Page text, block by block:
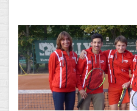
Abitur
Freistellung/Entschuldigung
Kurswahl 10. Kl.
Umwahl 11. Kl.